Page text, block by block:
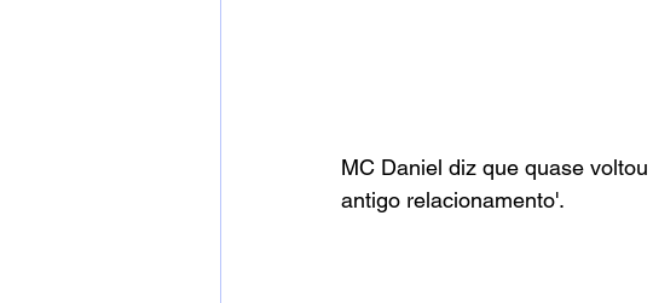
MC Daniel diz que quase
antigo relacionamento'.